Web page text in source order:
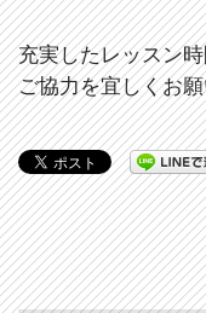
充実したレッスン
ご協力を宜しくお